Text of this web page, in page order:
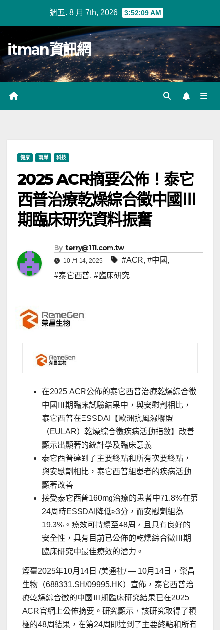
週五. 8 月 7th, 2026 3:52:10 AM
itman資訊網
健康 兩岸 科技
2025 ACR摘要公佈！泰它
西普治療乾燥綜合徵中國Ⅲ
期臨床研究資料振奮
By terry@111.com.tw
10 月 14, 2025 #ACR, #中國 ,
#泰它西普, #臨床研究
在2025 ACR公佈的泰它西普治療乾燥綜合徵
中國Ⅲ期臨床試驗結果中，與安慰劑相比，
泰它西普在ESSDAI【歐洲抗風濕聯盟
（EULAR）乾燥綜合徵疾病活動指數】改善
顯示出顯著的統計學及臨床意義
泰它西普達到了主要終點和所有次要終點，
與安慰劑相比，泰它西普組患者的疾病活動
顯著改善
接受泰它西普160mg治療的患者中71.8%在第
24周時ESSDAI降低≥3分，而安慰劑組為
19.3%。療效可持續至48周，且具有良好的
安全性，具有目前已公佈的乾燥綜合徵Ⅲ期
臨床研究中最佳療效的潛力。
煙臺2025年10月14日 /美通社/ — 10月14日，榮昌
生物（688331.SH/09995.HK）宣佈，泰它西普治
療乾燥綜合徵的中國Ⅲ期臨床研究結果已在2025
ACR官網上公佈摘要。研究顯示，該研究取得了積
極的48周結果，在第24周即達到了主要終點和所有